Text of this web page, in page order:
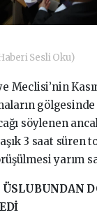
Sesli Oku)
Meclisi’nin
söylenen
3 saat süren
yarım
ÜSLUBUNDAN